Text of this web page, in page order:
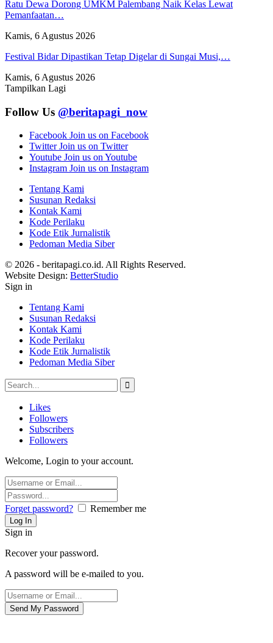
Ratu Dewa Dorong UMKM Palembang Naik Kelas Lewat
Pemanfaatan…
Kamis, 6 Agustus 2026
Festival Bidar Dipastikan Tetap Digelar di Sungai Musi,…
Kamis, 6 Agustus 2026
Tampilkan Lagi
Follow Us @beritapagi_now
Facebook Join us on Facebook
Twitter Join us on Twitter
Youtube Join us on Youtube
Instagram Join us on Instagram
Tentang Kami
Susunan Redaksi
Kontak Kami
Kode Perilaku
Kode Etik Jurnalistik
Pedoman Media Siber
© 2026 - beritapagi.co.id. All Rights Reserved.
Website Design: BetterStudio
Sign in
Tentang Kami
Susunan Redaksi
Kontak Kami
Kode Perilaku
Kode Etik Jurnalistik
Pedoman Media Siber
Likes
Followers
Subscribers
Followers
Welcome, Login to your account.
Forget password? Remember me
Sign in
Recover your password.
A password will be e-mailed to you.